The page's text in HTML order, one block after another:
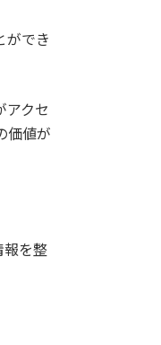
ができ
アクセ
価値が
報を整